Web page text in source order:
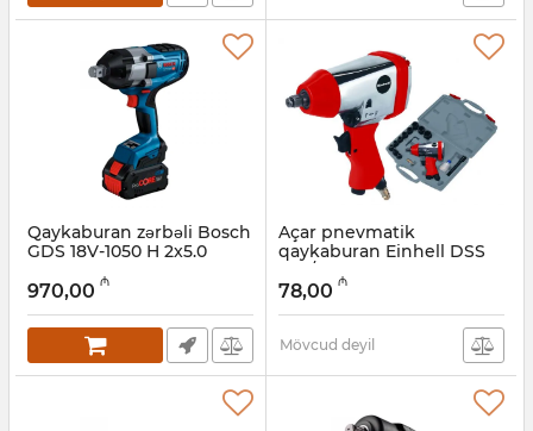
Qaykaburan zərbəli Bosch
GDS 18V-1050 H 2x5.0
(06019J8522)
Artikul: 017027011
970,00 ₼
Açar pnevmatik
qaykaburan Einhell DSS
260/2 (4138910)
Artikul: 017027010
78,00 ₼
Mövcud deyil